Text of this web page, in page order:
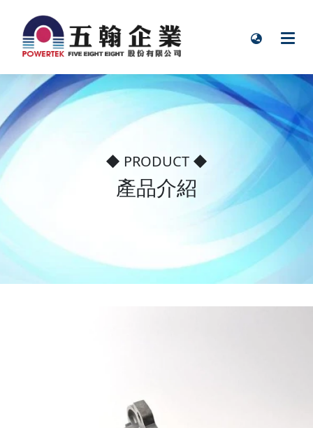
◆ PRODUCT ◆
產品介紹